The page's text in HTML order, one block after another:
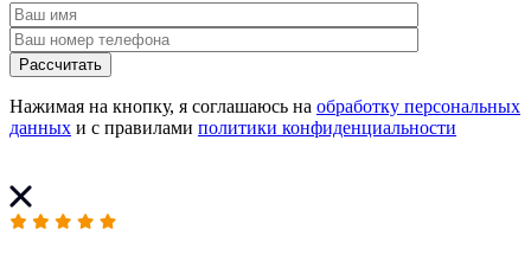
Рассчитать
Нажимая на кнопку, я соглашаюсь на обработку персональных
данных и с правилами политики конфиденциальности